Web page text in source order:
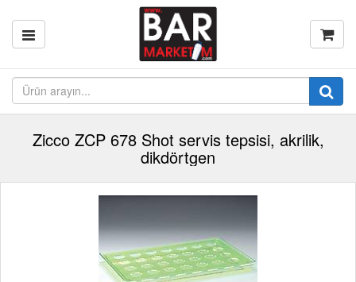
Zicco ZCP 678 Shot servis tepsisi, akrilik,
dikdörtgen